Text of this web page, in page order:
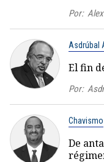
Por:
Asdrúbal
El fin
Por:
Chavismo
De